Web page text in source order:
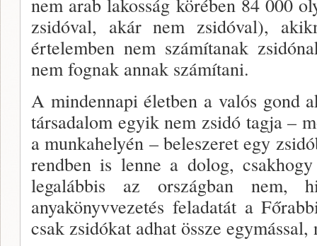
zsidóval, akár nem zsidóval),
értelemben nem számítanak
nem fognak annak számítani.
A mindennapi életben a valós gond
társada­lom egyik nem zsidó tagja –
a munkahelyén – beleszeret egy
rendben is lenne a dolog, csakhogy
legalábbis az országban nem,
anyakönyvvezetés feladatát a
csak zsidókat adhat össze